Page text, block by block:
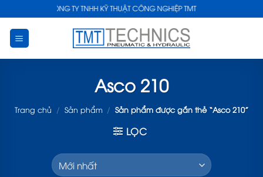
to
content
CÔNG TY TNHH KỸ THUẬT CÔNG NGHIỆP TMT
Asco 210
Trang chủ / Sản phẩm / Sản phẩm được gắn thẻ “Asco 210”
LỌC